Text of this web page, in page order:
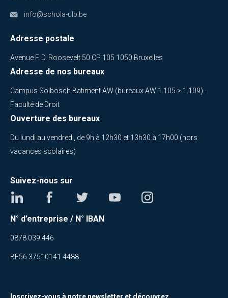
info@schola-ulb.be
Adresse postale
Avenue F. D. Roosevelt 50 CP 105 1050 Bruxelles
Adresse de nos bureaux
Campus Solbosch Batiment AW (bureaux AW 1.105 > 1.109) -
Faculté de Droit
Ouverture des bureaux
Du lundi au vendredi, de 9h à 12h30 et 13h30 à 17h00 (hors
vacances scolaires)
Suivez-nous sur
N° d’entreprise / N° IBAN
0878.039.446
BE56 37510141 4488